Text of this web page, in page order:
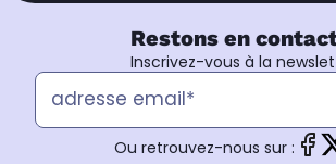
Restons en
Inscrivez-vous à la
Ou retrouvez-nous sur :